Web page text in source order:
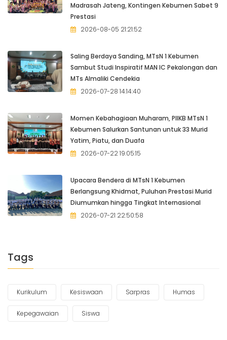
Madrasah Jateng, Kontingen Kebumen Sabet 9
Prestasi
2026-08-05 21:21:52
Saling Berdaya Sanding, MTsN 1 Kebumen
Sambut Studi Inspiratif MAN IC Pekalongan dan
MTs Almaliki Cendekia
2026-07-28 14:14:40
Momen Kebahagiaan Muharam, PIIKB MTsN 1
Kebumen Salurkan Santunan untuk 33 Murid
Yatim, Piatu, dan Duafa
2026-07-22 19:05:15
Upacara Bendera di MTsN 1 Kebumen
Berlangsung Khidmat, Puluhan Prestasi Murid
Diumumkan hingga Tingkat Internasional
2026-07-21 22:50:58
Tags
Kurikulum Kesiswaan Sarpras Humas
Kepegawaian Siswa